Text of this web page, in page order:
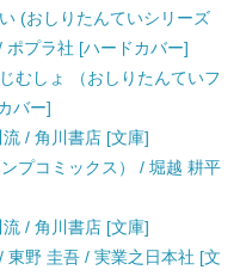
(おしりたんていシリーズ
プラ社 [ハードカバー]
むしょ （おしりたんていフ
バー]
/ 角川書店 [文庫]
プコミックス） / 堀越 耕平
/ 角川書店 [文庫]
東野 圭吾 / 実業之日本社 [文